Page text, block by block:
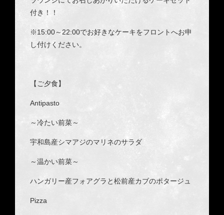
付き！！
※15:00～22:00でお好きなケーキをフロントへお申
し付けください。
【ご夕食】
Antipasto
～冷たい前菜～
宇和島産シマアジのマリネのサラダ
～温かい前菜～
ハンガリー産フォアグラと松前産カブのポタージュ
Pizza